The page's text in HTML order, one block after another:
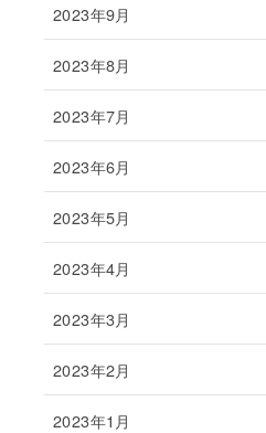
2023年9月
2023年8月
2023年7月
2023年6月
2023年5月
2023年4月
2023年3月
2023年2月
2023年1月